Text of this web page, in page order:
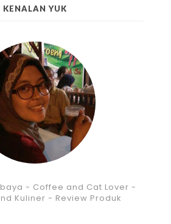
KENALAN YUK
- Coffee and Cat Lover -
Kuliner - Review Produk